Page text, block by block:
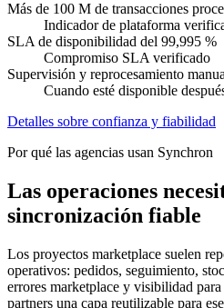
Más de 100 M de transacciones
Indicador de plataforma
SLA de disponibilidad del 99,995 %
Compromiso SLA verificado
Supervisión y reprocesamiento
Cuando esté disponible
Detalles sobre confianza y fiabilidad
Por qué las agencias usan Synchron
Las operaciones
sincronización fiable
Los proyectos marketplace suelen
operativos: pedidos, seguimiento,
errores marketplace y visibilidad
partners una capa reutilizable para